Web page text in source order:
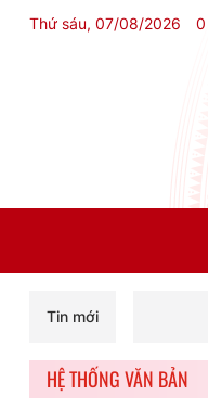
Thứ sáu, 07/08/2026 0
Tin mới
HỆ THỐNG VĂN BẢN